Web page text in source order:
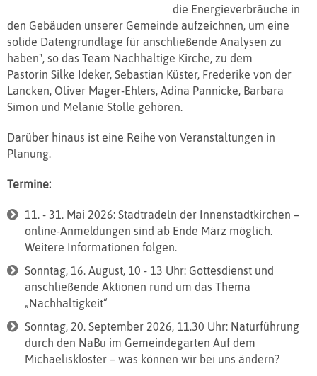
die Energieverbräuche in
den Gebäuden unserer Gemeinde aufzeichnen, um eine
solide Datengrundlage für anschließende Analysen zu
haben", so das Team Nachhaltige Kirche, zu dem
Pastorin Silke Ideker, Sebastian Küster, Frederike von der
Lancken, Oliver Mager-Ehlers, Adina Pannicke, Barbara
Simon und Melanie Stolle gehören.
Darüber hinaus ist eine Reihe von Veranstaltungen in
Planung.
Termine:
11. - 31. Mai 2026: Stadtradeln der Innenstadtkirchen –
online-Anmeldungen sind ab Ende März möglich.
Weitere Informationen folgen.
Sonntag, 16. August, 10 - 13 Uhr: Gottesdienst und
anschließende Aktionen rund um das Thema
„Nachhaltigkeit“
Sonntag, 20. September 2026, 11.30 Uhr: Naturführung
durch den NaBu im Gemeindegarten Auf dem
Michaeliskloster – was können wir bei uns ändern?